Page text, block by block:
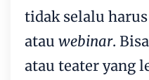
tidak selalu
atau webinar.
atau teater yang